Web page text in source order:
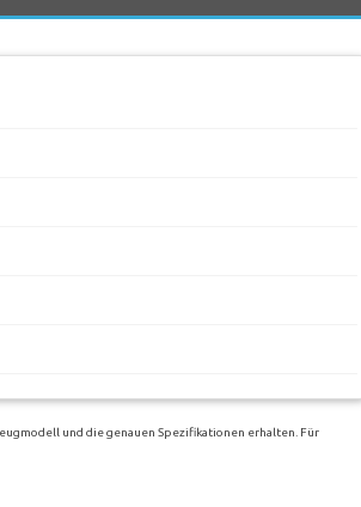
und die genauen Spezifikationen erhalten. Für